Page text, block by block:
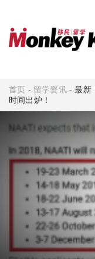
首页 - 留学资讯-最新
时间出炉！